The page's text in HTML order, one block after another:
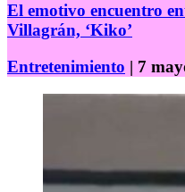
El emotivo encuentro
Villagrán, ‘Kiko’
Entretenimiento | 7